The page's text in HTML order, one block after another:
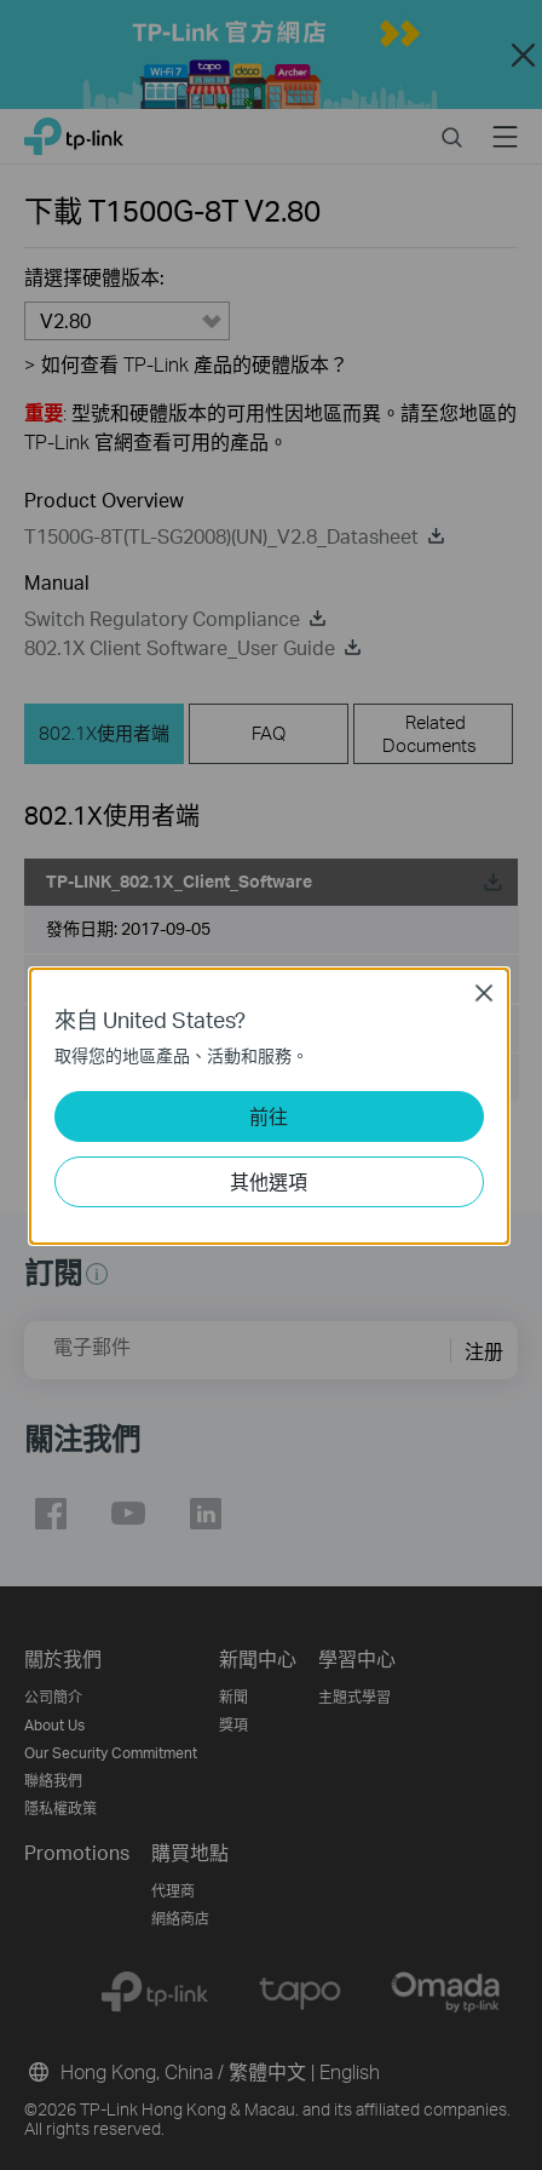
Close
Click
navigation
TP-Link, Reliably Smart SearchMenu
下載T1500G-8TV2.80
請選擇硬體版本:
V2.80
> 如何查看 TP-Link 產品的硬體版本？
重要: 型號和硬體版本的可用性因地區而異。請至您地區的
TP-Link 官網查看可用的產品。
Product Overview
T1500G-8T(TL-SG2008)(UN)_V2.8_Datasheet
Manual
Switch Regulatory Compliance
802.1X Client Software_User Guide
802.1X使用者端 FAQ
Related
Documents
802.1X使用者端
TP-LINK_802.1X_Client_Software
發佈日期: 2017-09-05
檔案大小:5.5MB
訂閱
電子郵件 注册
關注我們
關於我們
公司簡介
About Us
Our Security Commitment
聯絡我們
隱私權政策
新聞中心
新聞
獎項
學習中心
主題式學習
Promotions 購買地點
代理商
網絡商店
©2026 TP-Link Hong Kong & Macau. and its affiliated companies.
All rights reserved.
Hong Kong, China / 繁體中文 | English
來自 United States?
取得您的地區產品、活動和服務。
前往
其他選項
Close